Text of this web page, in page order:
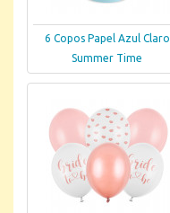
6 Copos Papel Azul Claro
Summer Time